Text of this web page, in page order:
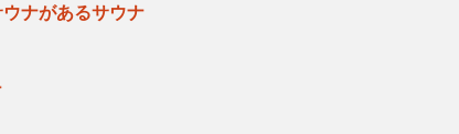
ナがあるサウナ